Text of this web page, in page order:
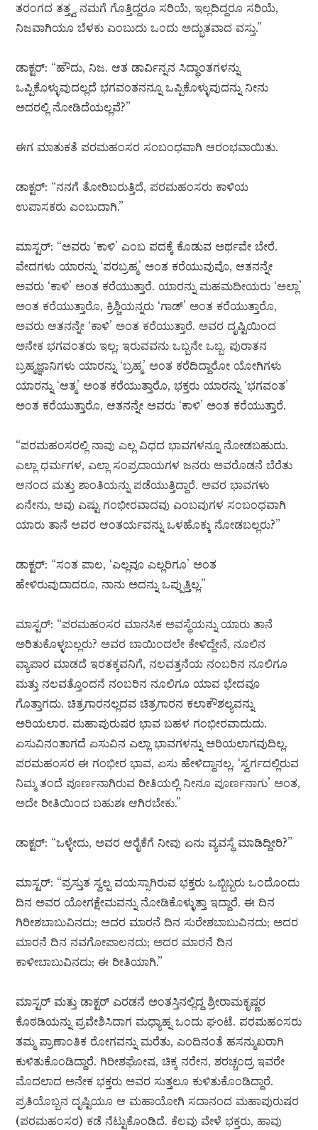
ತರಂಗದ ತತ್ತ್ವ ನಮಗೆ ಗೊತ್ತಿದ್ದರೂ ಸರಿಯೆ, ಇಲ್ಲದಿದ್ದರೂ ಸರಿಯೆ,
ನಿಜವಾಗಿಯೂ ಬೆಳಕು ಎಂಬುದು ಒಂದು ಅದ್ಭುತವಾದ ವಸ್ತು.”
ಡಾಕ್ಟರ್: “ಹೌದು, ನಿಜ. ಆತ ಡಾರ್ವಿನ್ನನ ಸಿದ್ಧಾಂತಗಳನ್ನು
ಒಪ್ಪಿಕೊಳ್ಳುವುದಲ್ಲದೆ ಭಗವಂತನನ್ನೂ ಒಪ್ಪಿಕೊಳ್ಳುವುದನ್ನು ನೀನು
ಅದರಲ್ಲಿ ನೋಡಿದೆಯಲ್ಲವೆ?”
ಈಗ ಮಾತುಕತೆ ಪರಮಹಂಸರ ಸಂಬಂಧವಾಗಿ ಆರಂಭವಾಯಿತು.
ಡಾಕ್ಟರ್: “ನನಗೆ ತೋರಿಬರುತ್ತಿದೆ, ಪರಮಹಂಸರು ಕಾಳಿಯ
ಉಪಾಸಕರು ಎಂಬುದಾಗಿ.”
ಮಾಸ್ಟರ್: “ಅವರು ‘ಕಾಳಿ’ ಎಂಬ ಪದಕ್ಕೆ ಕೊಡುವ ಅರ್ಥವೇ ಬೇರೆ.
ವೇದಗಳು ಯಾರನ್ನು ‘ಪರಬ್ರಹ್ಮ’ ಅಂತ ಕರೆಯುವುವೊ, ಆತನನ್ನೇ
ಅವರು ‘ಕಾಳಿ’ ಅಂತ ಕರೆಯುತ್ತಾರೆ. ಯಾರನ್ನು ಮಹಮದೀಯರು ‘ಅಲ್ಲಾ’
ಅಂತ ಕರೆಯುತ್ತಾರೊ, ಕ್ರಿಶ್ಚಿಯನ್ನರು ‘ಗಾಡ್’ ಅಂತ ಕರೆಯುತ್ತಾರೊ,
ಅವರು ಆತನನ್ನೇ ‘ಕಾಳಿ’ ಅಂತ ಕರೆಯುತ್ತಾರೆ. ಅವರ ದೃಷ್ಟಿಯಿಂದ
ಅನೇಕ ಭಗವಂತರು ಇಲ್ಲ; ಇರುವವನು ಒಬ್ಬನೇ ಒಬ್ಬ. ಪುರಾತನ
ಬ್ರಹ್ಮಜ್ಞಾನಿಗಳು ಯಾರನ್ನು ‘ಬ್ರಹ್ಮ’ ಅಂತ ಕರೆದಿದ್ದಾರೋ ಯೋಗಿಗಳು
ಯಾರನ್ನು ‘ಆತ್ಮ’ ಅಂತ ಕರೆಯುತ್ತಾರೊ, ಭಕ್ತರು ಯಾರನ್ನು ‘ಭಗವಂತ’
ಅಂತ ಕರೆಯುತ್ತಾರೊ, ಆತನನ್ನೇ ಅವರು ‘ಕಾಳಿ’ ಅಂತ ಕರೆಯುತ್ತಾರೆ.
“ಪರಮಹಂಸರಲ್ಲಿ ನಾವು ಎಲ್ಲ ವಿಧದ ಭಾವಗಳನ್ನೂ ನೋಡಬಹುದು.
ಎಲ್ಲಾ ಧರ್ಮಗಳ, ಎಲ್ಲಾ ಸಂಪ್ರದಾಯಗಳ ಜನರು ಅವರೊಡನೆ ಬೆರೆತು
ಆನಂದ ಮತ್ತು ಶಾಂತಿಯನ್ನು ಪಡೆಯುತ್ತಿದ್ದಾರೆ. ಅವರ ಭಾವಗಳು
ಏನೇನು, ಅವು ಎಷ್ಟು ಗಂಭೀರವಾದವು ಎಂಬವುಗಳ ಸಂಬಂಧವಾಗಿ
ಯಾರು ತಾನೆ ಅವರ ಆಂತರ್ಯವನ್ನು ಒಳಹೊಕ್ಕು ನೋಡಬಲ್ಲರು?”
ಡಾಕ್ಟರ್: “ಸಂತ ಪಾಲ, ‘ಎಲ್ಲವೂ ಎಲ್ಲರಿಗೂ’ ಅಂತ
ಹೇಳಿರುವುದಾದರೂ, ನಾನು ಅದನ್ನು ಒಪ್ಪುತ್ತಿಲ್ಲ.”
ಮಾಸ್ಟರ್: “ಪರಮಹಂಸರ ಮಾನಸಿಕ ಅವಸ್ಥೆಯನ್ನು ಯಾರು ತಾನೆ
ಅರಿತುಕೊಳ್ಳಬಲ್ಲರು? ಅವರ ಬಾಯಿಂದಲೇ ಕೇಳಿದ್ದೇನೆ, ನೂಲಿನ
ವ್ಯಾಪಾರ ಮಾಡದೆ ಇರತಕ್ಕವನಿಗೆ, ನಲವತ್ತನೆಯ ನಂಬರಿನ ನೂಲಿಗೂ
ಮತ್ತು ನಲವತ್ತೊಂದನೆ ನಂಬರಿನ ನೂಲಿಗೂ ಯಾವ ಭೇದವೂ
ಗೊತ್ತಾಗದು. ಚಿತ್ರಗಾರನಲ್ಲದವ ಚಿತ್ರಗಾರನ ಕಲಾಕೌಶಲ್ಯವನ್ನು
ಅರಿಯಲಾರ. ಮಹಾಪುರುಷರ ಭಾವ ಬಹಳ ಗಂಭೀರವಾದುದು.
ಏಸುವಿನಂತಾಗದೆ ಏಸುವಿನ ಎಲ್ಲಾ ಭಾವಗಳನ್ನು ಅರಿಯಲಾಗವುದಿಲ್ಲ.
ಪರಮಹಂಸರ ಈ ಗಂಭೀರ ಭಾವ, ಏಸು ಹೇಳಿದ್ದಾನಲ್ಲ, ‘ಸ್ವರ್ಗದಲ್ಲಿರುವ
ನಿಮ್ಮ ತಂದೆ ಪೂರ್ಣನಾಗಿರುವ ರೀತಿಯಲ್ಲಿ ನೀನೂ ಪೂರ್ಣನಾಗು’ ಅಂತ,
ಅದೇ ರೀತಿಯಿಂದ ಬಹುಶಃ ಆಗಿರಬೇಕು.”
ಡಾಕ್ಟರ್: “ಒಳ್ಳೇದು, ಅವರ ಆರೈಕೆಗೆ ನೀವು ಏನು ವ್ಯವಸ್ಥೆ ಮಾಡಿದ್ದೀರಿ?”
ಮಾಸ್ಟರ್: “ಪ್ರಸ್ತುತ ಸ್ವಲ್ಪ ವಯಸ್ಸಾಗಿರುವ ಭಕ್ತರು ಒಬ್ಬಿಬ್ಬರು ಒಂದೊಂದು
ದಿನ ಅವರ ಯೋಗಕ್ಷೇಮವನ್ನು ನೋಡಿಕೊಳ್ಳುತ್ತಾ ಇದ್ದಾರೆ. ಈ ದಿನ
ಗಿರೀಶಬಾಬುವಿನದು; ಅದರ ಮಾರನೆ ದಿನ ಸುರೇಶಬಾಬುವಿನದು; ಅದರ
ಮಾರನೆ ದಿನ ನವಗೋಪಾಲನದು; ಅದರ ಮಾರನೆ ದಿನ
ಕಾಳೀಬಾಬುವಿನದು; ಈ ರೀತಿಯಾಗಿ.”
ಮಾಸ್ಟರ್ ಮತ್ತು ಡಾಕ್ಟರ್ ಎರಡನೆ ಅಂತಸ್ತಿನಲ್ಲಿದ್ದ ಶ್ರೀರಾಮಕೃಷ್ಣರ
ಕೊಠಡಿಯನ್ನು ಪ್ರವೇಶಿಸಿದಾಗ ಮಧ್ಯಾಹ್ನ ಒಂದು ಘಂಟೆ. ಪರಮಹಂಸರು
ತಮ್ಮ ಪ್ರಾಣಾಂತಿಕ ರೋಗವನ್ನು ಮರೆತು, ಎಂದಿನಂತೆ ಹಸನ್ಮುಖರಾಗಿ
ಕುಳಿತುಕೊಂಡಿದ್ದಾರೆ. ಗಿರೀಶಘೋಷ, ಚಿಕ್ಕ ನರೇನ, ಶರಚ್ಚಂದ್ರ ಇವರೇ
ಮೊದಲಾದ ಅನೇಕ ಭಕ್ತರು ಅವರ ಸುತ್ತಲೂ ಕುಳಿತುಕೊಂಡಿದ್ದಾರೆ.
ಪ್ರತಿಯೊಬ್ಬನ ದೃಷ್ಟಿಯೂ ಆ ಮಹಾಯೋಗಿ ಸದಾನಂದ ಮಹಾಪುರುಷರ
(ಪರಮಹಂಸರ) ಕಡೆ ನೆಟ್ಟುಕೊಂಡಿದೆ. ಕೆಲವು ವೇಳೆ ಭಕ್ತರು, ಹಾವು